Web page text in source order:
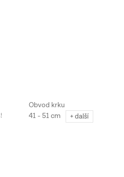
54 - 62 cm 55 - 63 cm 56 - 65 cm
41 - 51 cm + další